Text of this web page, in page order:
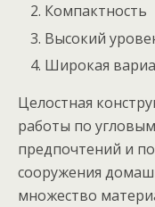
Компактность
Высокий
Широкая
Целостная
работы по
предпочтений и
сооружения
множество